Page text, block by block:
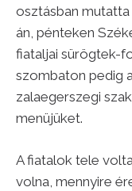
osztásban
án, pénteken
fiataljai sürögtek-
szombaton pedig
zalaegerszegi
menüjüket.
A fiatalok tele
volna, mennyire